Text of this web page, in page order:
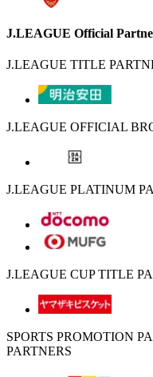
J.LEAGUE Official
J.LEAGUE TITLE
J.LEAGUE OFFICIAL
J.LEAGUE PLATINUM
J.LEAGUE CUP TITLE
SPORTS PROMOTION
PARTNERS